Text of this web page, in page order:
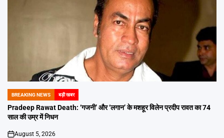
POSTED
IN
BREAKING NEWS बड़ी खबर
Pradeep Rawat Death: ‘गजनी’ और ‘लगान’ के मशहूर विलेन प्रदीप रावत का 74
साल की उम्र में निधन
August 5, 2026